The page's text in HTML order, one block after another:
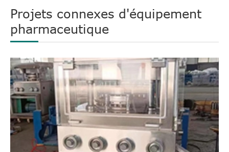
Projets connexes d'équipement
pharmaceutique